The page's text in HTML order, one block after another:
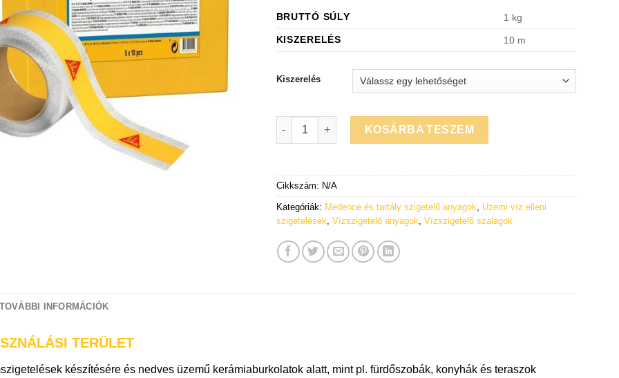
BRUTTÓ SÚLY
1 kg
KISZERELÉS
10 m
Kiszerelés
Sika SealTape S vízszigetelő szalag mennyiség
KOSÁRBA TESZEM
Cikkszám: N/A
Kategóriák: Medence és tartály szigetelő anyagok
Üzemi víz elleni
szigetelések Vízszigetelő anyagok Vízszigetelő szalagok
TOVÁBBI INFORMÁCIÓK
TERÜLET
készítésére és nedves üzemű kerámiaburkolatok alatt, mint pl. fürdőszobák, konyhák és teraszok